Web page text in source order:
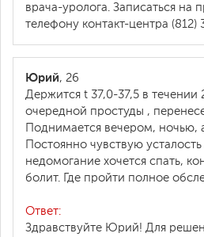
врача-уролога. Записаться
телефону контакт-центра (812)
Юрий, 26
Держится t 37,0-37,5 в течении
очередной простуды ,
Поднимается вечером, ночью,
Постоянно чувствую
недомогание хочется спать,
болит. Где пройти полное
Ответ:
Здравствуйте Юрий! Для